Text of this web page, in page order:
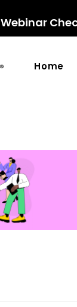
Webinar
Home